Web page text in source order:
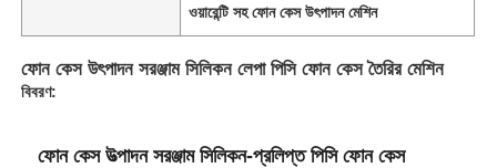
ওয়ারেন্টি সহ ফোন কেস উৎপাদন মেশিন
ফোন কেস উৎপাদন সরঞ্জাম সিলিকন লেপা পিসি ফোন কেস তৈরির মেশিন
বিবরণ:
ফোন কেস উত্পাদন সরঞ্জাম সিলিকন-প্রলিপ্ত পিসি ফোন কেস